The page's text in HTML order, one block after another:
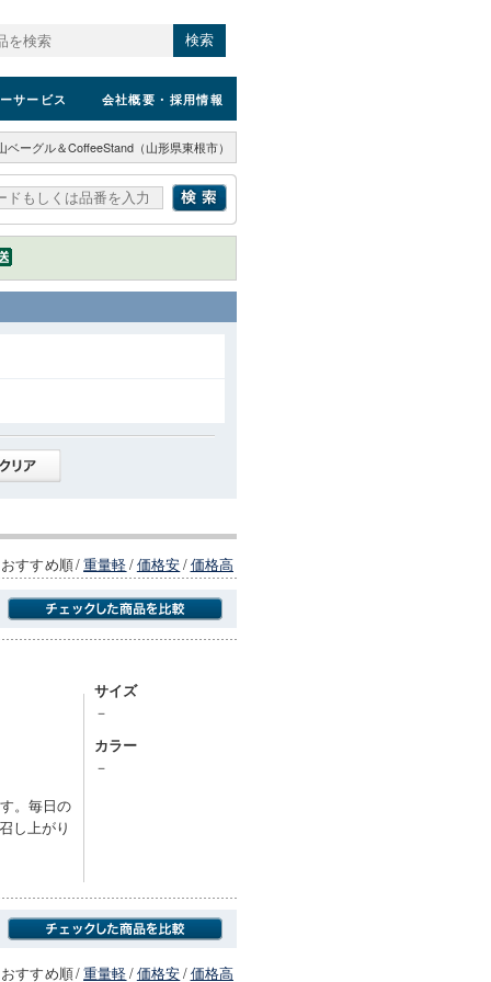
検索
サービス 会社概要 ・採用情報
ベーグル＆CoffeeStand（山形県東根市）
おすすめ順/重量軽/価格安/価格高
。毎日の
し上がり
サイズ
－
カラー
－
おすすめ順/重量軽/価格安/価格高